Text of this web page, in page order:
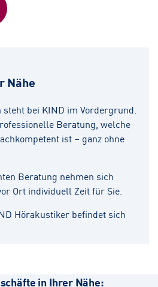
Nähe
bei KIND im Vordergrund.
Beratung, welche
ist – ganz ohne
Beratung nehmen sich
Ort individuell Zeit für Sie.
Hörakustiker befindet sich
in Ihrer Nähe: